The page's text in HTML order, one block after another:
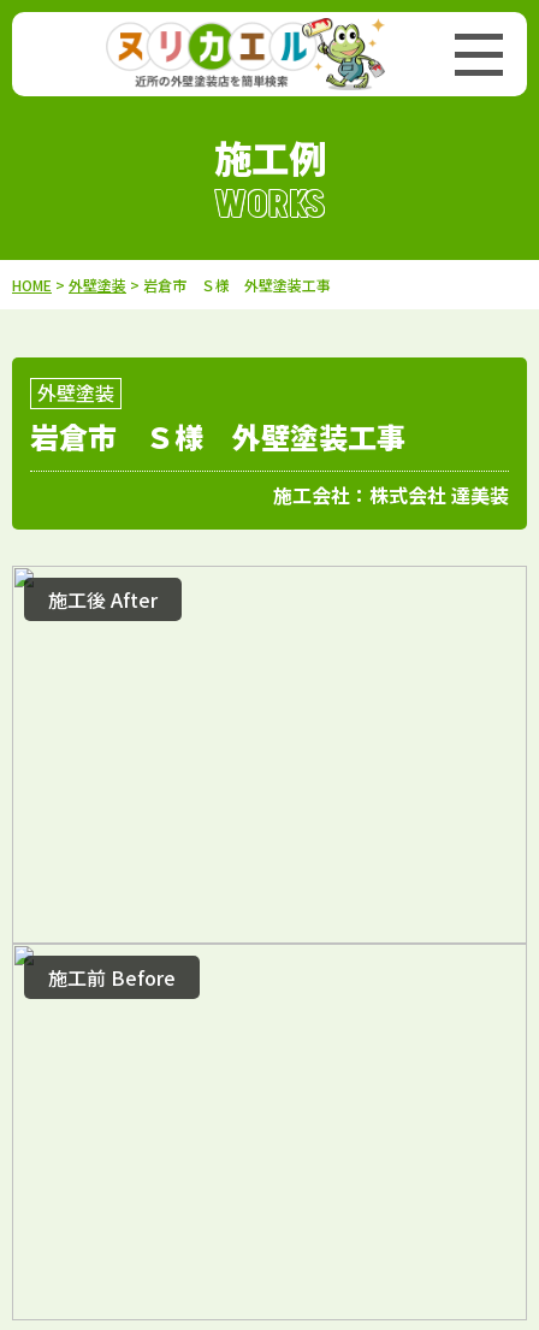
施工例
WORKS
HOME > 外壁塗装 > 岩倉市 Ｓ様 外壁塗装工事
外壁塗装
岩倉市 Ｓ様 外壁塗装工事
施工会社： 株式会社 達美装
施工前 Before
施工後 After